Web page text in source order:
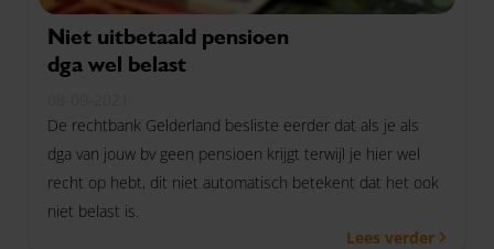
Niet uitbetaald pensioen
dga wel belast
De rechtbank Gelderland besliste eerder dat als je als
dga van jouw bv geen pensioen krijgt terwijl je hier wel
recht op hebt, dit niet automatisch betekent dat het ook
niet belast is.
Lees verder